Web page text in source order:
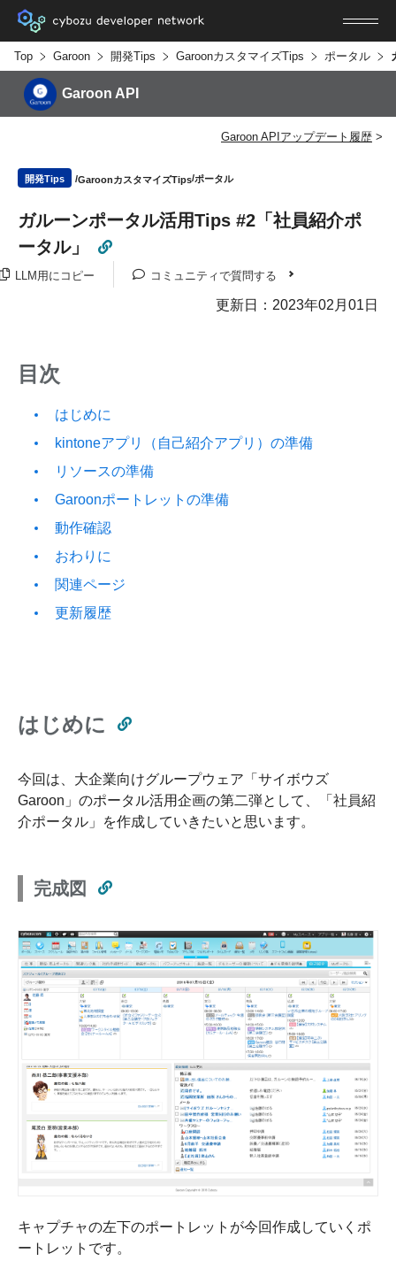
Top Garoon 開発Tips GaroonカスタマイズTips ポータル
Garoon API
Garoon APIアップデート履歴
開発Tips GaroonカスタマイズTips ポータル
ガルーンポータル活用Tips #2「社員紹介ポ
ータル」
LLM用にコピー コミュニティで質問する
更新日：2023年02月01日
目次
はじめに
kintoneアプリ（自己紹介アプリ）の準備
リソースの準備
Garoonポートレットの準備
動作確認
おわりに
関連ページ
更新履歴
はじめに
今回は、大企業向けグループウェア「サイボウズ
Garoon」のポータル活用企画の第二弾として、「社員紹
介ポータル」を作成していきたいと思います。
完成図
キャプチャの左下のポートレットが今回作成していくポ
ートレットです。